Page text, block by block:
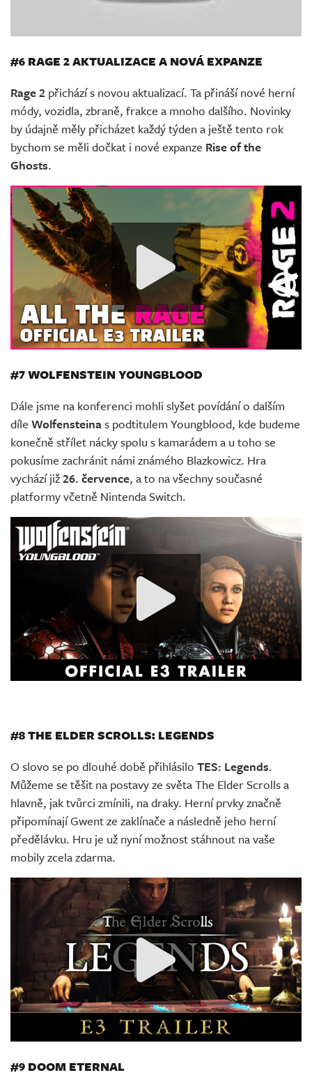
#6 RAGE 2 AKTUALIZACE A NOVÁ EXPANZE
Rage 2 přichází s novou aktualizací. Ta přináší nové herní
módy, vozidla, zbraně, frakce a mnoho dalšího. Novinky
by údajně měly přicházet každý týden a ještě tento rok
bychom se měli dočkat i nové expanze Rise of the
Ghosts.
#7 WOLFENSTEIN YOUNGBLOOD
Dále jsme na konferenci mohli slyšet povídání o dalším
díle Wolfensteinas podtitulem Youngblood, kde budeme
konečně střílet nácky spolu s kamarádem a u toho se
pokusíme zachránit námi známého Blazkowicz. Hra
vychází již26. července, a to na všechny současné
platformy včetně Nintenda Switch.
#8 THE ELDER SCROLLS: LEGENDS
O slovo se po dlouhé době přihlásilo TES: Legends.
Můžeme se těšit na postavy ze světa The Elder Scrolls a
hlavně, jak tvůrci zmínili, na draky. Herní prvky značně
připomínají Gwent ze zaklínače a následně jeho herní
předělávku. Hru je už nyní možnost stáhnout na vaše
mobily zcela zdarma.
#9 DOOM ETERNAL